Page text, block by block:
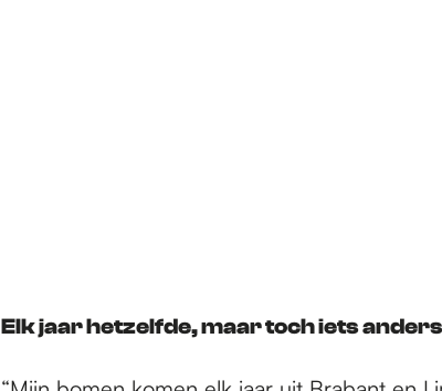
Elk jaar hetzelfde, maar toch iets anders